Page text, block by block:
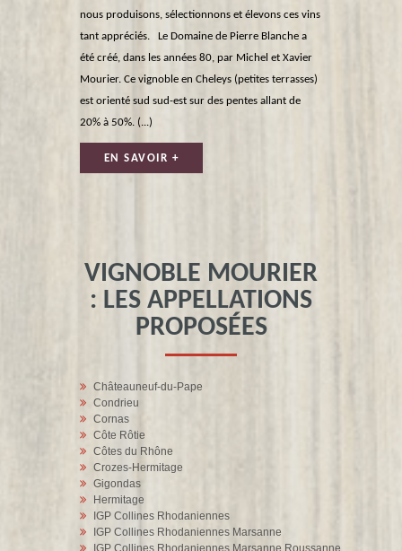
nous produisons, sélectionnons et élevons ces vins
tant appréciés. Le Domaine de Pierre Blanche a
été créé, dans les années 80, par Michel et Xavier
Mourier. Ce vignoble en Cheleys (petites terrasses)
est orienté sud sud-est sur des pentes allant de
20% à 50%. (...)
EN SAVOIR +
VIGNOBLE MOURIER
: LES APPELLATIONS
PROPOSÉES
Châteauneuf-du-Pape
Condrieu
Cornas
Côte Rôtie
Côtes du Rhône
Crozes-Hermitage
Gigondas
Hermitage
IGP Collines Rhodaniennes
IGP Collines Rhodaniennes Marsanne
IGP Collines Rhodaniennes Marsanne Roussanne